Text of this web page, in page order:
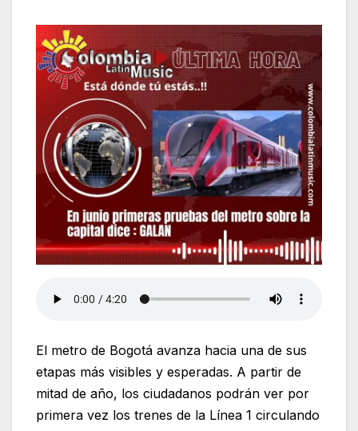
El metro de Bogotá avanza hacia una de sus
etapas más visibles y esperadas. A partir de
mitad de año, los ciudadanos podrán ver por
primera vez los trenes de la Línea 1 circulando